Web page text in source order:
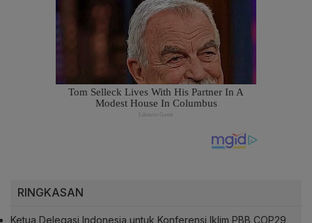
RINGKASAN
Ketua Delegasi Indonesia untuk Konferensi Iklim PBB COP29,